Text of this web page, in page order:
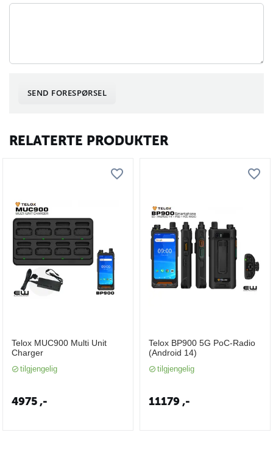
SEND FORESPØRSEL
RELATERTE PRODUKTER
Telox MUC900 Multi Unit
Charger
tilgjengelig
4975,-
Telox BP900 5G PoC-Radio
(Android 14)
tilgjengelig
11179,-